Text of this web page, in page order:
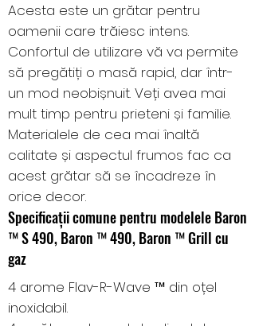
Acesta este un grătar pentru
oamenii care trăiesc intens.
Confortul de utilizare vă va permite
să pregătiți o masă rapid, dar într-
un mod neobișnuit. Veți avea mai
mult timp pentru prieteni și familie.
Materialele de cea mai înaltă
calitate și aspectul frumos fac ca
acest grătar să se încadreze în
orice decor.
Specificații comune pentru modelele Baron
™ S 490, Baron ™ 490, Baron ™ Grill cu
gaz
4 arome Flav-R-Wave ™ din oțel
inoxidabil.